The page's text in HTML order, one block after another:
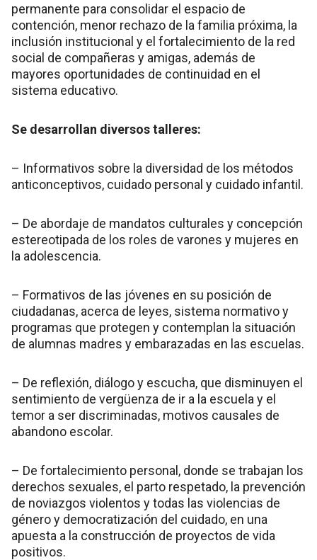
permanente para consolidar el espacio de
contención, menor rechazo de la familia próxima, la
inclusión institucional y el fortalecimiento de la red
social de compañeras y amigas, además de
mayores oportunidades de continuidad en el
sistema educativo.
Se desarrollan diversos talleres:
– Informativos sobre la diversidad de los métodos
anticonceptivos, cuidado personal y cuidado infantil.
– De abordaje de mandatos culturales y concepción
estereotipada de los roles de varones y mujeres en
la adolescencia.
– Formativos de las jóvenes en su posición de
ciudadanas, acerca de leyes, sistema normativo y
programas que protegen y contemplan la situación
de alumnas madres y embarazadas en las escuelas.
– De reflexión, diálogo y escucha, que disminuyen el
sentimiento de vergüenza de ir a la escuela y el
temor a ser discriminadas, motivos causales de
abandono escolar.
– De fortalecimiento personal, donde se trabajan los
derechos sexuales, el parto respetado, la prevención
de noviazgos violentos y todas las violencias de
género y democratización del cuidado, en una
apuesta a la construcción de proyectos de vida
positivos.